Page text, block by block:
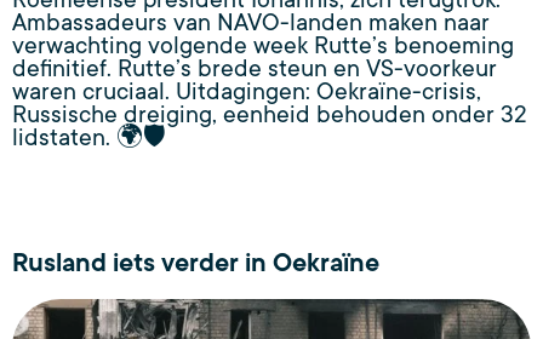
Ambassadeurs van NAVO-landen maken naar
verwachting volgende week Rutte’s benoeming
definitief. Rutte’s brede steun en VS-voorkeur
waren cruciaal. Uitdagingen: Oekraïne-crisis,
Russische dreiging, eenheid behouden onder 32
lidstaten. 🌍🛡️
Rusland iets verder in Oekraïne